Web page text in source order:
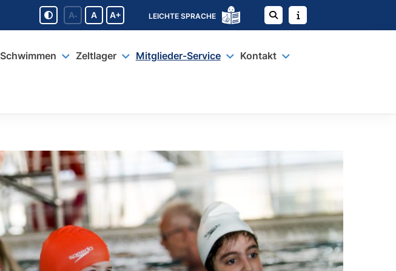
A- A A+ LEICHTE SPRACHE
Schwimmen Zeltlager Mitglieder-Service Kontakt